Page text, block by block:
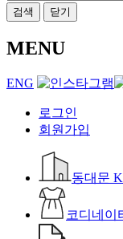
검색
닫기
MENU
ENG
로그인
회원가입
동대문
코디네이